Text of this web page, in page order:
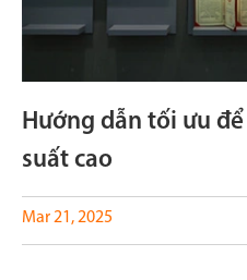
Hướng dẫn tối ưu
suất cao
Mar 21, 2025